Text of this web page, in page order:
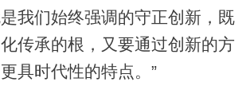
我们始终强调的守正创新，既
传承的根，又要通过创新的方
具时代性的特点。”